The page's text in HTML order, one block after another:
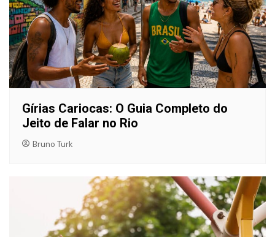
Gírias Cariocas: O Guia Completo do
Jeito de Falar no Rio
Bruno Turk